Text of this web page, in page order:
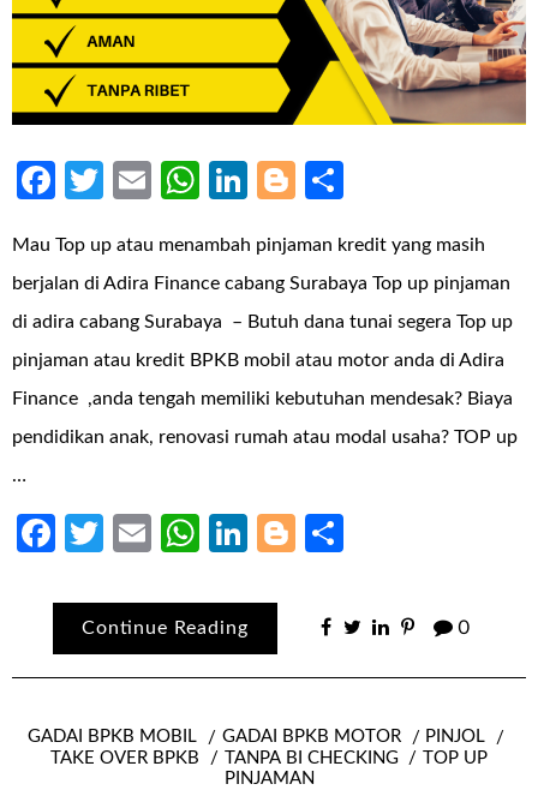
Facebook
Twitter
EmailWhatsApp
LinkedIn
Blogger
Mau Top up atau menambah pinjaman kredit yang masih
berjalan di Adira Finance cabang Surabaya Top up pinjaman
di adira cabang Surabaya – Butuh dana tunai segera Top up
pinjaman atau kredit BPKB mobil atau motor anda di Adira
Finance ,anda tengah memiliki kebutuhan mendesak? Biaya
pendidikan anak, renovasi rumah atau modal usaha? TOP up
…
Facebook
Twitter
EmailWhatsApp
LinkedIn
Blogger
Continue Reading 0
GADAI BPKB MOBIL GADAI BPKB MOTOR
PINJOL
TAKE OVER BPKB
TANPA BI CHECKING
TOP UP
PINJAMAN